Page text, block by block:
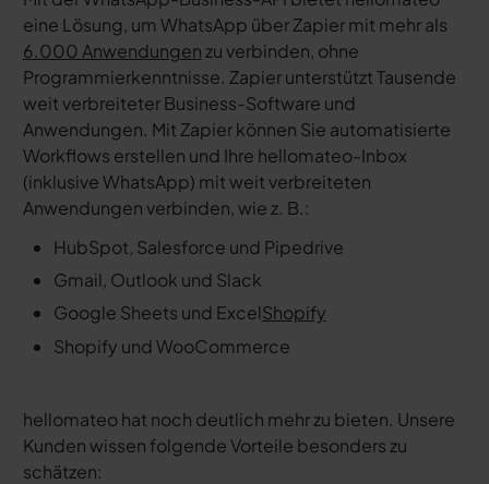
eine Lösung, um WhatsApp über Zapier mit mehr als
6.000 Anwendungenzu verbinden, ohne
Programmierkenntnisse. Zapier unterstützt Tausende
weit verbreiteter Business-Software und
Anwendungen. Mit Zapier können Sie automatisierte
Workflows erstellen und Ihre hellomateo-Inbox
(inklusive WhatsApp) mit weit verbreiteten
Anwendungen verbinden, wie z. B.:
HubSpot, Salesforce und Pipedrive
Gmail, Outlook und Slack
Google Sheets und ExcelShopify
Shopify und WooCommerce
hellomateo hat noch deutlich mehr zu bieten. Unsere
Kunden wissen folgende Vorteile besonders zu
schätzen: